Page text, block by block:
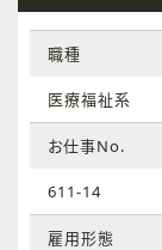
職種
医療福祉系
お仕事No.
611-14
雇用形態